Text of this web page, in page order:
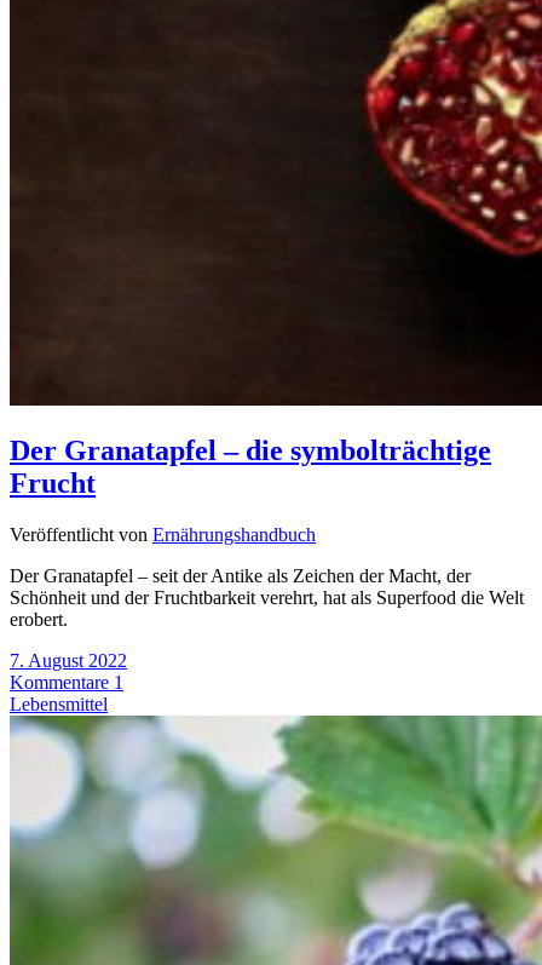
Der Granatapfel – die symbolträchtige
Frucht
Veröffentlicht von Ernährungshandbuch
Der Granatapfel – seit der Antike als Zeichen der Macht, der
Schönheit und der Fruchtbarkeit verehrt, hat als Superfood die Welt
erobert.
7. August 2022
Kommentare 1
Lebensmittel